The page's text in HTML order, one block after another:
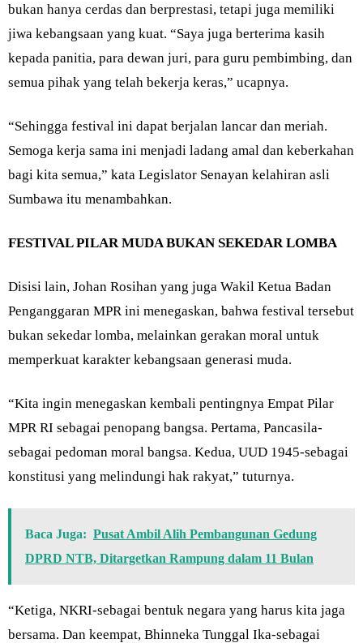
bukan hanya cerdas dan berprestasi, tetapi juga memiliki
jiwa kebangsaan yang kuat. “Saya juga berterima kasih
kepada panitia, para dewan juri, para guru pembimbing, dan
semua pihak yang telah bekerja keras,” ucapnya.
“Sehingga festival ini dapat berjalan lancar dan meriah.
Semoga kerja sama ini menjadi ladang amal dan keberkahan
bagi kita semua,” kata Legislator Senayan kelahiran asli
Sumbawa itu menambahkan.
FESTIVAL PILAR MUDA BUKAN SEKEDAR LOMBA
Disisi lain, Johan Rosihan yang juga Wakil Ketua Badan
Penganggaran MPR ini menegaskan, bahwa festival tersebut
bukan sekedar lomba, melainkan gerakan moral untuk
memperkuat karakter kebangsaan generasi muda.
“Kita ingin menegaskan kembali pentingnya Empat Pilar
MPR RI sebagai penopang bangsa. Pertama, Pancasila-
sebagai pedoman moral bangsa. Kedua, UUD 1945-sebagai
konstitusi yang melindungi hak rakyat,” tuturnya.
Baca Juga: Pusat Ambil Alih Pembangunan Gedung
DPRD NTB, Ditargetkan Rampung dalam 11 Bulan
“Ketiga, NKRI-sebagai bentuk negara yang harus kita jaga
bersama. Dan keempat, Bhinneka Tunggal Ika-sebagai